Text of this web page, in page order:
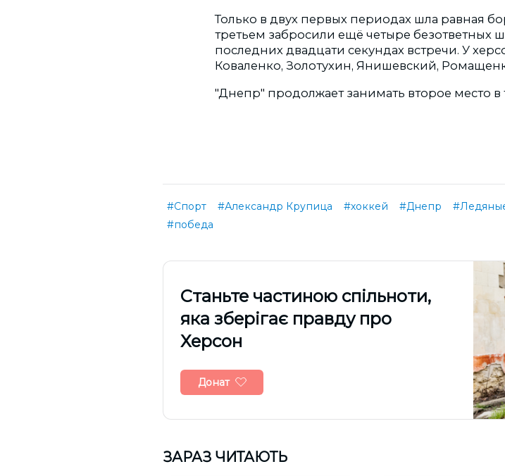
Только в двух первых периодах шла равная
третьем забросили ещё четыре безответных
последних двадцати секундах встречи. У
Коваленко, Золотухин, Янишевский,
"Днепр" продолжает занимать второе место
#Спорт #Александр Крупица #хоккей #Днепр
#победа
Cтаньте частиною спільноти,
яка зберігає правду про
Херсон
Донат
ЗАРАЗ ЧИТАЮТЬ